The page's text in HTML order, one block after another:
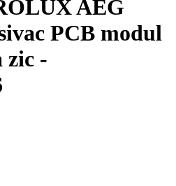
AEG
PCB modul
zic -